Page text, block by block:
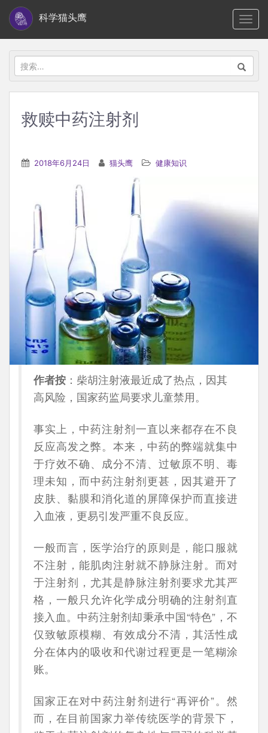
i
科学猫头鹰
搜
索：
救赎中药注射剂
2018年6月24日 猫头鹰 健康知识
作者按 ：柴胡注射液最近成了热点，因其
高风险，国家药监局要求儿童禁用。
事实上，中药注射剂一直以来都存在不良
反应高发之弊。本来，中药的弊端就集中
于疗效不确、成分不清、过敏原不明、毒
理未知，而中药注射剂更甚，因其避开了
皮肤、黏膜和消化道的屏障保护而直接进
入血液，更易引发严重不良反应。
一般而言，医学治疗的原则是，能口服就
不注射，能肌肉注射就不静脉注射。而对
于注射剂，尤其是静脉注射剂要求尤其严
格，一般只允许化学成分明确的注射剂直
接入血。中药注射剂却秉承中国“特色”，不
仅致敏原模糊、有效成分不清，其活性成
分在体内的吸收和代谢过程更是一笔糊涂
账。
国家正在对中药注射剂进行“再评价”。然
而，在目前国家力举传统医学的背景下，